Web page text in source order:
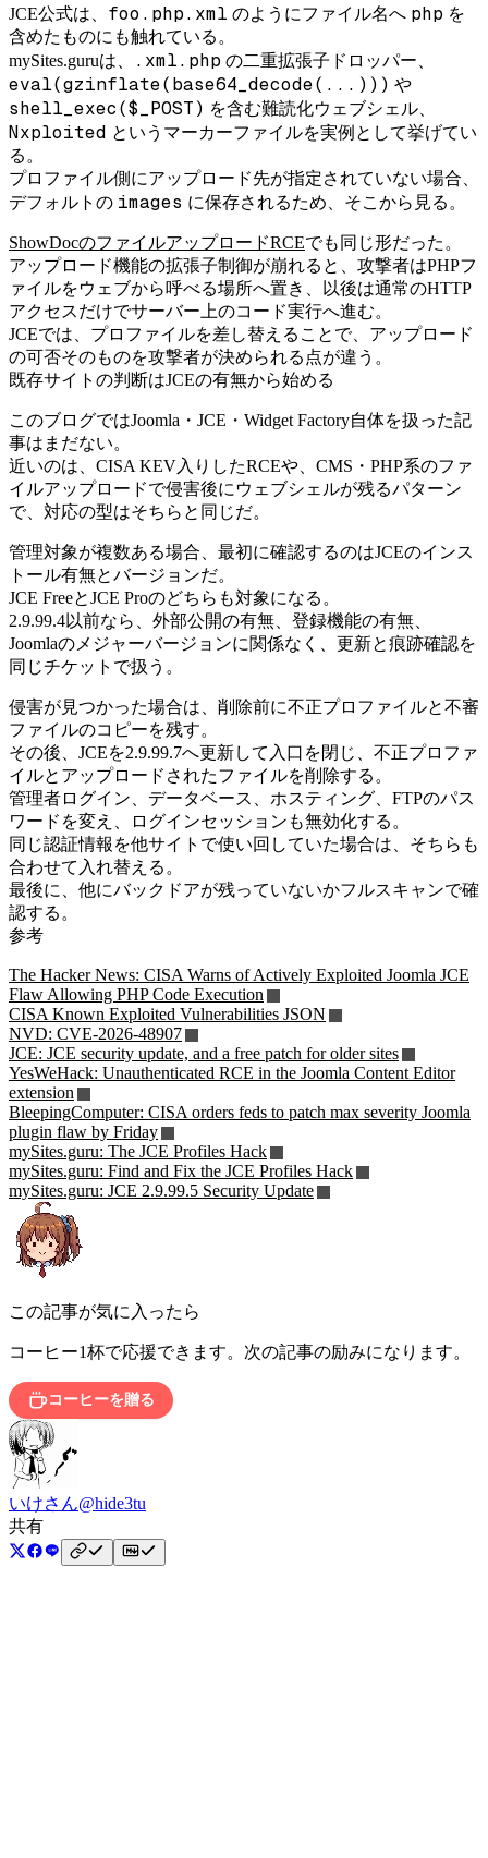
JCE公式は、 foo.php.xml のようにファイル名へ php を
含めたものにも触れている。
mySites.guruは、
.xml.php の二重拡張子ドロッパー、
eval(gzinflate(base64_decode(...))) や
shell_exec($_POST) を含む難読化ウェブシェル、
Nxploited というマーカーファイルを実例として挙げてい
る。
プロファイル側にアップロード先が指定されていない場合、
デフォルトの images に保存されるため、そこから見る。
ShowDocのファイルアップロードRCEでも同じ形だった。
アップロード機能の拡張子制御が崩れると、攻撃者はPHPフ
ァイルをウェブから呼べる場所へ置き、以後は通常のHTTP
アクセスだけでサーバー上のコード実行へ進む。
JCEでは、プロファイルを差し替えることで、アップロード
の可否そのものを攻撃者が決められる点が違う。
既存サイトの判断はJCEの有無から始める
このブログではJoomla・JCE・Widget Factory自体を扱った記
事はまだない。
近いのは、CISA KEV入りしたRCEや、CMS・PHP系のファ
イルアップロードで侵害後にウェブシェルが残るパターン
で、対応の型はそちらと同じだ。
管理対象が複数ある場合、最初に確認するのはJCEのインス
トール有無とバージョンだ。
JCE FreeとJCE Proのどちらも対象になる。
2.9.99.4以前なら、外部公開の有無、登録機能の有無、
Joomlaのメジャーバージョンに関係なく、更新と痕跡確認を
同じチケットで扱う。
侵害が見つかった場合は、削除前に不正プロファイルと不審
ファイルのコピーを残す。
その後、JCEを2.9.99.7へ更新して入口を閉じ、不正プロファ
イルとアップロードされたファイルを削除する。
管理者ログイン、データベース、ホスティング、FTPのパス
ワードを変え、ログインセッションも無効化する。
同じ認証情報を他サイトで使い回していた場合は、そちらも
合わせて入れ替える。
最後に、他にバックドアが残っていないかフルスキャンで確
認する。
参考
The Hacker News: CISA Warns of Actively Exploited Joomla JCE
Flaw Allowing PHP Code Execution
CISA Known Exploited Vulnerabilities JSON
NVD: CVE-2026-48907
JCE: JCE security update, and a free patch for older sites
YesWeHack: Unauthenticated RCE in the Joomla Content Editor
extension
BleepingComputer: CISA orders feds to patch max severity Joomla
plugin flaw by Friday
mySites.guru: The JCE Profiles Hack
mySites.guru: Find and Fix the JCE Profiles Hack
mySites.guru: JCE 2.9.99.5 Security Update
この記事が気に入ったら
コーヒー1杯で応援できます。次の記事の励みになります。
コーヒーを贈る
いけさん@hide3tu
共有